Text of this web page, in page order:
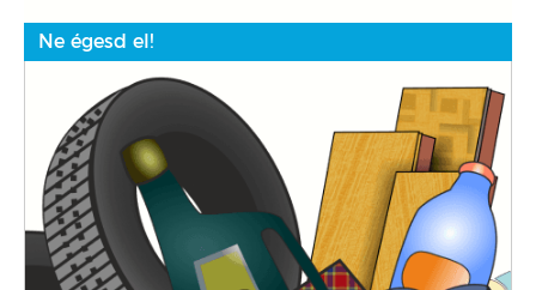
Ne égesd el!